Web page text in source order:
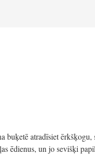
buķetē atradīsiet ērkšķogu,
ēdienus, un jo sevišķi